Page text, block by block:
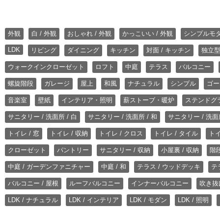
外観 白 / 外観 おしゃれ / 外観 かっこいい / 外観 シンプルモ
LDK リビング ダイニング キッチン 対面 / キッチン 独立
ウォークインクローゼット ロフト 中庭 テラス バルコニー
螺旋階段 ガレージ 屋上 和風 ナチュラル シンプル ゴ
音楽室 壁紙 インテリア・照明 薪ストーブ・暖炉 ステンドグ
サニタリー / 洗面所 / 白 サニタリー / 洗面所 / 和 サニタリー / 洗
トイレ / 窓 トイレ / 収納 トイレ / クロス トイレ / タイル ト
クローゼット パントリー サニタリー / 収納 小屋裏 / 収納 階
中庭 / ガーデンファニチャー 中庭 / 和 テラス / ウッドデッキ テ
バルコニー / 屋根 ルーフバルコニー インナーバルコニー 吹き
LDK / ナチュラル LDK / インテリア LDK / モダン LDK / 照明